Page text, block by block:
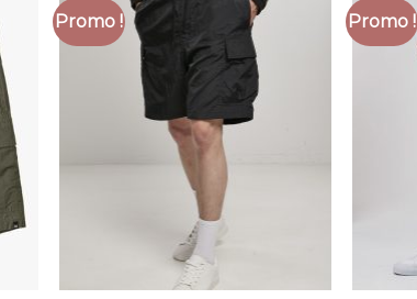
Promo ! Promo !